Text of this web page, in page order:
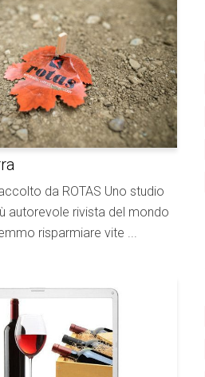
da ROTAS Uno studio
autorevole rivista del mondo
risparmiare vite ...